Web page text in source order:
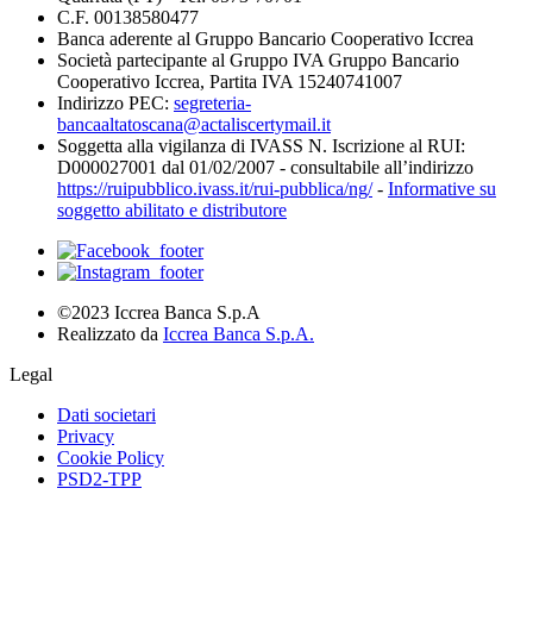
C.F. 00138580477
Banca aderente al Gruppo Bancario Cooperativo Iccrea
Società partecipante al Gruppo IVA Gruppo Bancario
Cooperativo Iccrea, Partita IVA 15240741007
Indirizzo PEC: segreteria-
bancaaltatoscana@actaliscertymail.it
Soggetta alla vigilanza di IVASS N. Iscrizione al RUI:
D000027001 dal 01/02/2007 - consultabile all’indirizzo
https://ruipubblico.ivass.it/rui-pubblica/ng/- Informative su
soggetto abilitato e distributore
©2023 Iccrea Banca S.p.A
Realizzato da Iccrea Banca S.p.A.
Legal
Dati societari
Privacy
Cookie Policy
PSD2-TPP